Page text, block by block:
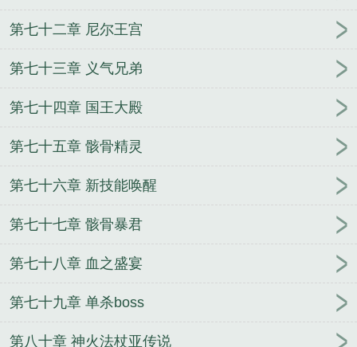
第七十二章 尼尔王宫
第七十三章 义气兄弟
第七十四章 国王大殿
第七十五章 骸骨精灵
第七十六章 新技能唤醒
第七十七章 骸骨暴君
第七十八章 血之盛宴
第七十九章 单杀boss
第八十章 神火法杖亚传说